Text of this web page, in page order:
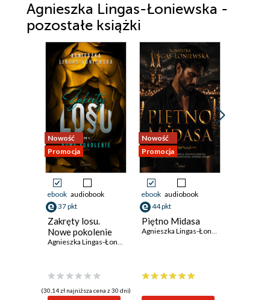
Agnieszka Lingas-Łoniewska -
pozostałe książki
Nowość
Promocja
ebook audiobook
37 pkt
Zakręty losu.
Nowe pokolenie
(30,14 zł najniższa cena z 30 dni)
Nowość
Promocja
ebook audiobook
44 pkt
Piętno Midasa